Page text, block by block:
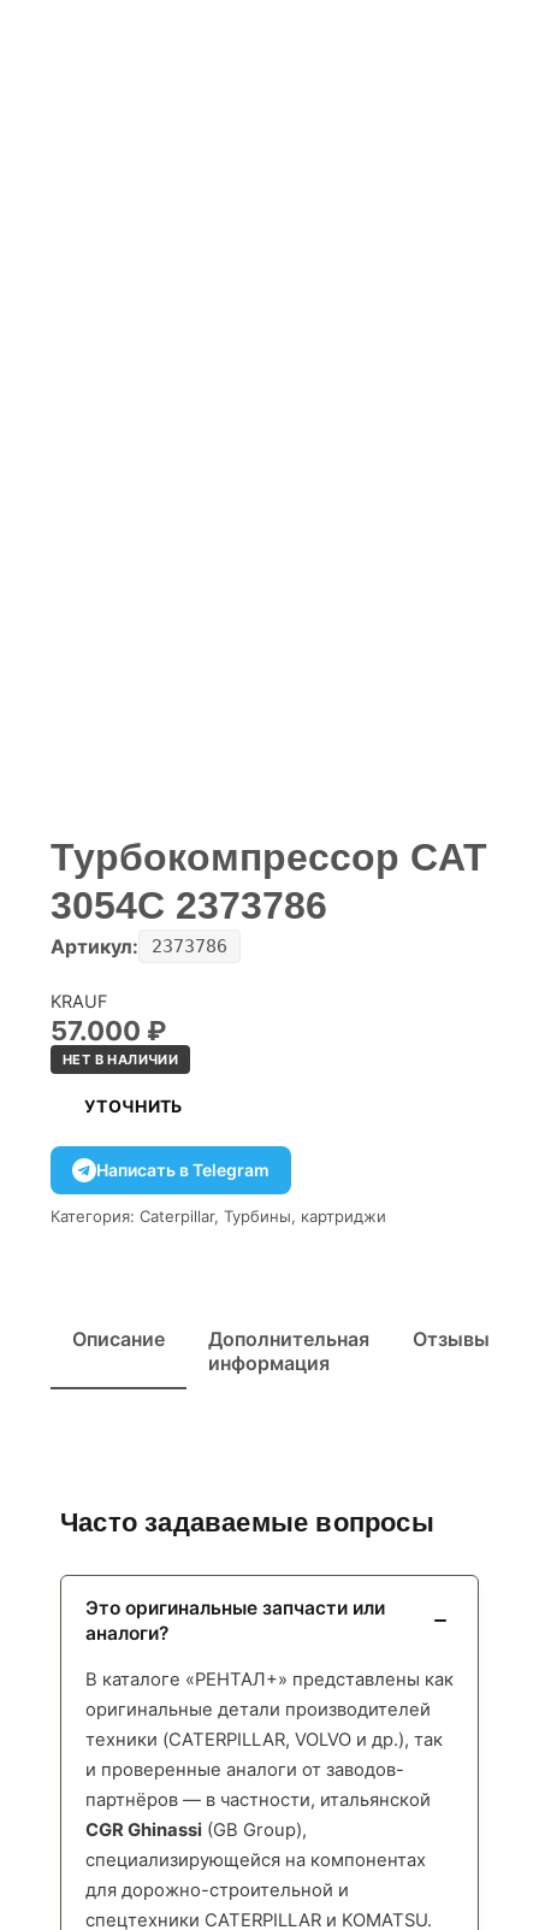
Турбокомпрессор CAT
3054C 2373786
Артикул: 2373786
KRAUF
57.000 ₽
НЕТ В НАЛИЧИИ
УТОЧНИТЬ
Написать в Telegram
Категория: Caterpillar, Турбины, картриджи
Описание
Дополнительная
информация
Отзывы
Часто задаваемые вопросы
Это оригинальные запчасти или
аналоги?
В каталоге «РЕНТАЛ+» представлены как
оригинальные детали производителей
техники (CATERPILLAR, VOLVO и др.), так
и проверенные аналоги от заводов-
партнёров — в частности, итальянской
CGR Ghinassi (GB Group),
специализирующейся на компонентах
для дорожно-строительной и
спецтехники CATERPILLAR и KOMATSU.